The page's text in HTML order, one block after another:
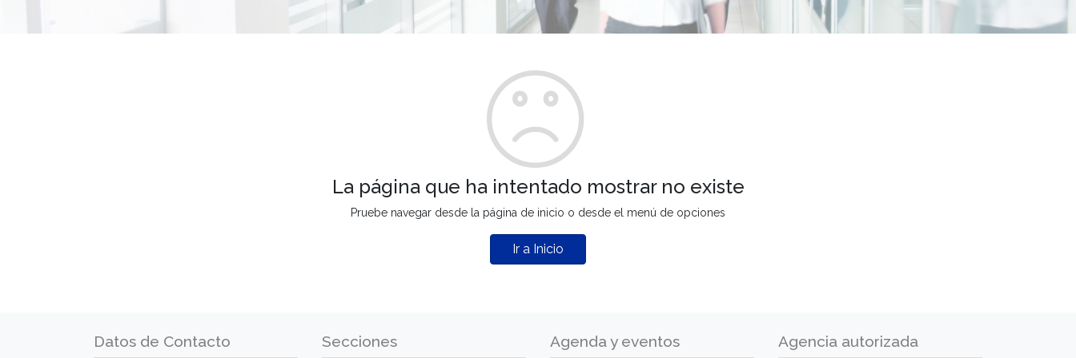
La página que ha intentado mostrar no existe
Pruebe navegar desde la página de inicio o desde el menú de opciones
Ir a Inicio
Datos de Contacto Secciones Agenda y eventos Agencia autorizada